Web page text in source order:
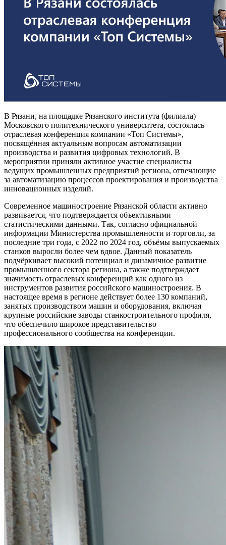
В Рязани, на площадке Рязанского института (филиала)
Московского политехнического университета, состоялась
отраслевая конференция компании «Топ Системы»,
посвящённая актуальным вопросам автоматизации
производства и развития цифровых технологий. В
мероприятии приняли активное участие специалисты
ведущих промышленных предприятий региона, отвечающие
за автоматизацию процессов проектирования и производства
инновационных изделий.
Современное машиностроение Рязанской области активно
развивается, что подтверждается объективными
статистическими данными. Так, согласно официальной
информации Министерства промышленности и торговли, за
последние три года, с 2022 по 2024 год, объёмы выпускаемых
станков выросли более чем вдвое. Данный показатель
подчёркивает высокий потенциал и динамичное развитие
промышленного сектора региона, а также подтверждает
значимость отраслевых конференций как одного из
инструментов развития российского машиностроения. В
настоящее время в регионе действует более 130 компаний,
занятых производством машин и оборудования, включая
крупные российские заводы станкостроительного профиля,
что обеспечило широкое представительство
профессионального сообщества на конференции.